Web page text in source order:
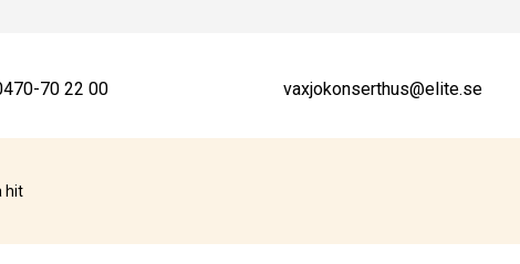
70 22 00 vaxjokonserthus@elite.se
hit